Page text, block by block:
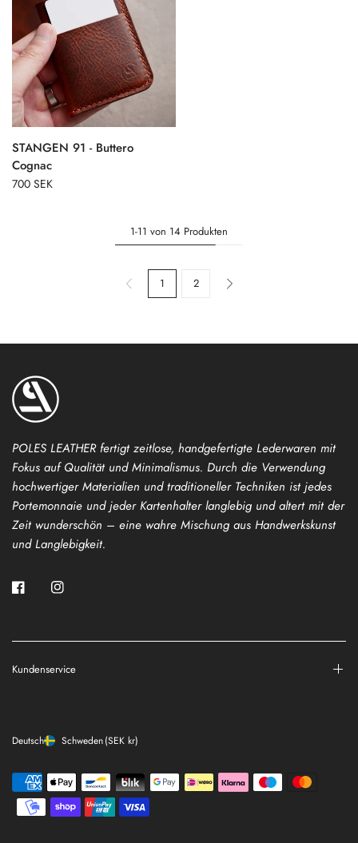
STANGEN 91 - Buttero
Cognac
700 SEK
1-11 von 14 Produkten
1 2
POLES LEATHER fertigt zeitlose, handgefertigte Lederwaren mit
Fokus auf Qualität und Minimalismus. Durch die Verwendung
hochwertiger Materialien und traditioneller Techniken ist jedes
Portemonnaie und jeder Kartenhalter langlebig und altert mit der
Zeit wunderschön – eine wahre Mischung aus Handwerkskunst
und Langlebigkeit.
Kundenservice
Deutsch Schweden(SEK kr)